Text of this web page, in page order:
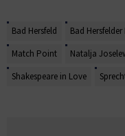
Bad Hersfeld Bad Hersfelder
Match Point
Natalja
Shakespeare in Love